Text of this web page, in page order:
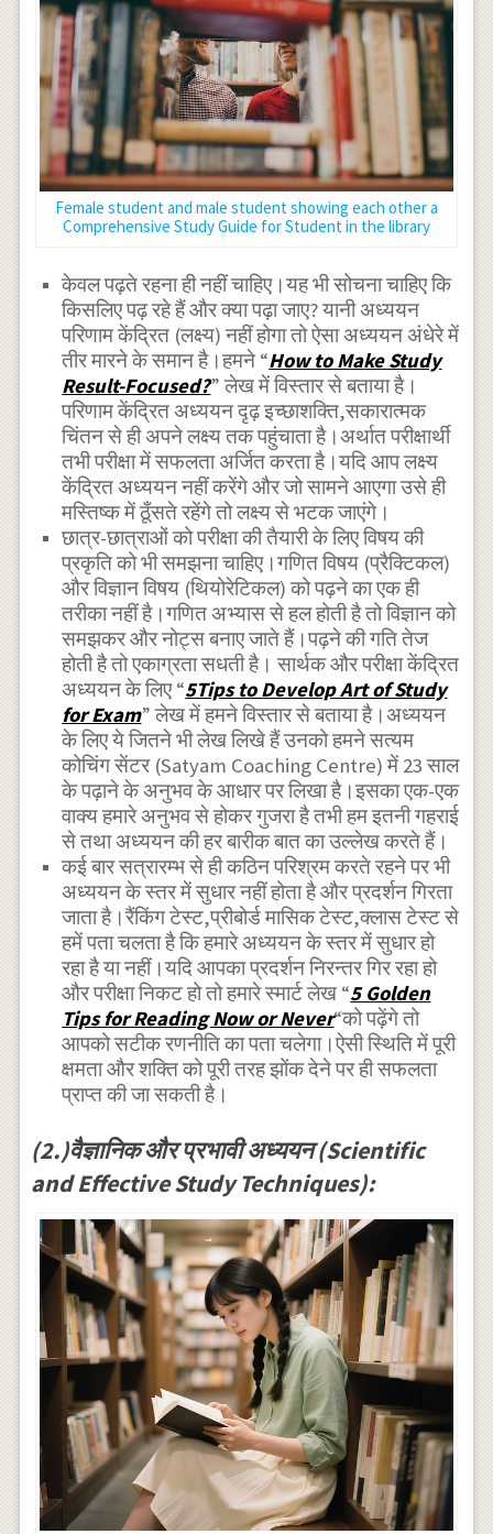
Female student and male student showing each other a
Comprehensive Study Guide for Student in the library
केवल पढ़ते रहना ही नहीं चाहिए।यह भी सोचना चाहिए कि
किसलिए पढ़ रहे हैं और क्या पढ़ा जाए? यानी अध्ययन
परिणाम केंद्रित (लक्ष्य) नहीं होगा तो ऐसा अध्ययन अंधेरे में
तीर मारने के समान है।हमने “How to Make Study
Result-Focused?” लेख में विस्तार से बताया है।
परिणाम केंद्रित अध्ययन दृढ़ इच्छाशक्ति,सकारात्मक
चिंतन से ही अपने लक्ष्य तक पहुंचाता है।अर्थात परीक्षार्थी
तभी परीक्षा में सफलता अर्जित करता है।यदि आप लक्ष्य
केंद्रित अध्ययन नहीं करेंगे और जो सामने आएगा उसे ही
मस्तिष्क में ठूँसते रहेंगे तो लक्ष्य से भटक जाएंगे।
छात्र-छात्राओं को परीक्षा की तैयारी के लिए विषय की
प्रकृति को भी समझना चाहिए।गणित विषय (प्रैक्टिकल)
और विज्ञान विषय (थियोरेटिकल) को पढ़ने का एक ही
तरीका नहीं है।गणित अभ्यास से हल होती है तो विज्ञान को
समझकर और नोट्स बनाए जाते हैं।पढ़ने की गति तेज
होती है तो एकाग्रता सधती है। सार्थक और परीक्षा केंद्रित
अध्ययन के लिए “5Tips to Develop Art of Study
for Exam” लेख में हमने विस्तार से बताया है।अध्ययन
के लिए ये जितने भी लेख लिखे हैं उनको हमने सत्यम
कोचिंग सेंटर (Satyam Coaching Centre) में 23 साल
के पढ़ाने के अनुभव के आधार पर लिखा है।इसका एक-एक
वाक्य हमारे अनुभव से होकर गुजरा है तभी हम इतनी गहराई
से तथा अध्ययन की हर बारीक बात का उल्लेख करते हैं।
कई बार सत्रारम्भ से ही कठिन परिश्रम करते रहने पर भी
अध्ययन के स्तर में सुधार नहीं होता है और प्रदर्शन गिरता
जाता है।रैंकिंग टेस्ट,प्रीबोर्ड मासिक टेस्ट,क्लास टेस्ट से
हमें पता चलता है कि हमारे अध्ययन के स्तर में सुधार हो
रहा है या नहीं।यदि आपका प्रदर्शन निरन्तर गिर रहा हो
और परीक्षा निकट हो तो हमारे स्मार्ट लेख “5 Golden
Tips for Reading Now or Never“को पढ़ेंगे तो
आपको सटीक रणनीति का पता चलेगा।ऐसी स्थिति में पूरी
क्षमता और शक्ति को पूरी तरह झोंक देने पर ही सफलता
प्राप्त की जा सकती है।
(2.)वैज्ञानिक और प्रभावी अध्ययन (Scientific
and Effective Study Techniques):